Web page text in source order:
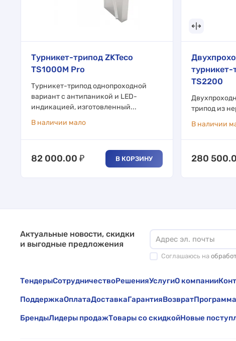
Турникет-трипод ZKTeco
TS1000M Pro
Турникет-трипод однопроходной
вариант с антипаникой и LED-
индикацией, изготовленный...
В наличии мало
82 000.00 ₽ В КОРЗИНУ
турникет-
TS2200
трипод из
В наличии
280
Актуальные новости, скидки
и выгодные предложения
Соглашаюсь на
ТендерыСотрудничествоРешенияУслугиО компании
ПоддержкаОплатаДоставкаГарантияВозврат
БрендыЛидеры продажТовары со скидкойНовые